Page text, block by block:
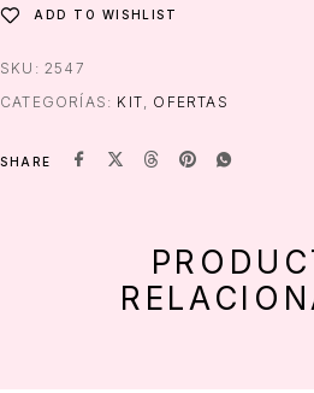
ADD TO WISHLIST
SKU: 2547
CATEGORÍAS: KIT, OFERTAS
SHARE